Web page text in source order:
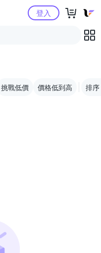
購物中心登入
挑戰低價 價格低到高 排序